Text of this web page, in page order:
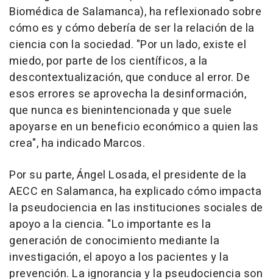
Biomédica de Salamanca), ha reflexionado sobre
cómo es y cómo debería de ser la relación de la
ciencia con la sociedad. "Por un lado, existe el
miedo, por parte de los científicos, a la
descontextualización, que conduce al error. De
esos errores se aprovecha la desinformación,
que nunca es bienintencionada y que suele
apoyarse en un beneficio económico a quien las
crea", ha indicado Marcos.
Por su parte, Ángel Losada, el presidente de la
AECC en Salamanca, ha explicado cómo impacta
la pseudociencia en las instituciones sociales de
apoyo a la ciencia. "Lo importante es la
generación de conocimiento mediante la
investigación, el apoyo a los pacientes y la
prevención. La ignorancia y la pseudociencia son